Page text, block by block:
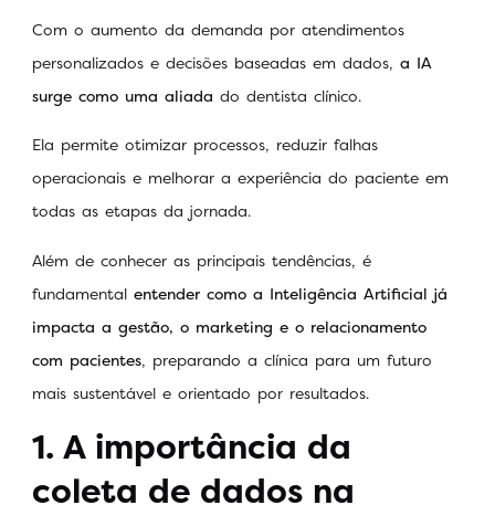
Com o aumento da demanda por atendimentos
personalizados e decisões baseadas em dados, a IA
surge como uma aliada do dentista clínico.
Ela permite otimizar processos, reduzir falhas
operacionais e melhorar a experiência do paciente em
todas as etapas da jornada.
Além de conhecer as principais tendências, é
fundamental entender como a Inteligência Artificial já
impacta a gestão, o marketing e o relacionamento
com pacientes, preparando a clínica para um futuro
mais sustentável e orientado por resultados.
1. A importância da
coleta de dados na